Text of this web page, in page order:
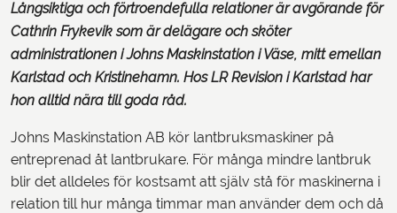
Långsiktiga och förtroendefulla relationer är avgörande för
Cathrin Frykevik som är delägare och sköter
administrationen i Johns Maskinstation i Väse, mitt emellan
Karlstad och Kristinehamn. Hos LR Revision i Karlstad har
hon alltid nära till goda råd.
Johns Maskinstation AB kör lantbruksmaskiner på
entreprenad åt lantbrukare. För många mindre lantbruk
blir det alldeles för kostsamt att själv stå för maskinerna i
relation till hur många timmar man använder dem och då